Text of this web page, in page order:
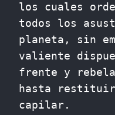
los cuales
todos los
planeta, sin
valiente
frente y
hasta
capilar.